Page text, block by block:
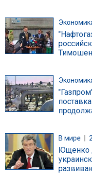
В мире
Ющенко